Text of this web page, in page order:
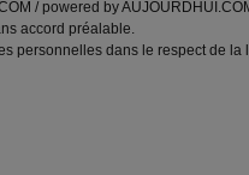
/ powered by
accord préalable.
personnelles dans le respect de